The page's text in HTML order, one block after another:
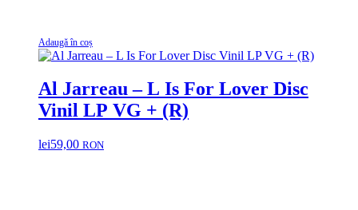
Adaugă în coș
Al Jarreau – L Is For Lover Disc
Vinil LP VG + (R)
lei59,00 RON